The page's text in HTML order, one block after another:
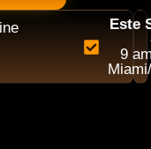
Este
9